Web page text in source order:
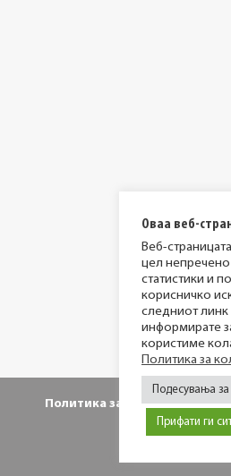
© 2026 МИР
Политика за приватност
Оваа веб-
Веб-
цел
статистики и
корисничко
следниот линк
информирате
користиме
Политика за
Подесувања
Прифати ги